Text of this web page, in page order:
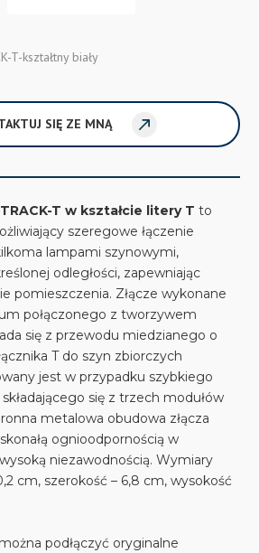
T-kształtny biały
SIĘ ZE MNĄ
T w kształcie litery T to
szeregowe łączenie
lampami szynowymi,
odległości, zapewniając
pomieszczenia. Złącze wykonane
połączonego z tworzywem
się z przewodu miedzianego o
T do szyn zbiorczych
jest w przypadku szybkiego
się z trzech modułów
metalowa obudowa złącza
ognioodpornością w
niezawodnością. Wymiary
cm, szerokość – 6,8 cm, wysokość
podłączyć oryginalne